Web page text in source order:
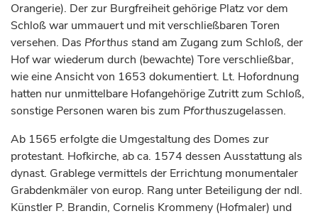
Orangerie). Der zur Burgfreiheit gehörige Platz vor dem
Schloß war ummauert und mit verschließbaren Toren
versehen. Das Pforthus stand am Zugang zum Schloß, der
Hof war wiederum durch (bewachte) Tore verschließbar,
wie eine Ansicht von 1653 dokumentiert. Lt. Hofordnung
hatten nur unmittelbare Hofangehörige Zutritt zum Schloß,
sonstige Personen waren bis zum Pforthuszugelassen.
Ab 1565 erfolgte die Umgestaltung des Domes zur
protestant. Hofkirche, ab ca. 1574 dessen Ausstattung als
dynast. Grablege vermittels der Errichtung monumentaler
Grabdenkmäler von europ. Rang unter Beteiligung der ndl.
Künstler P. Brandin, Cornelis Krommeny (Hofmaler) und